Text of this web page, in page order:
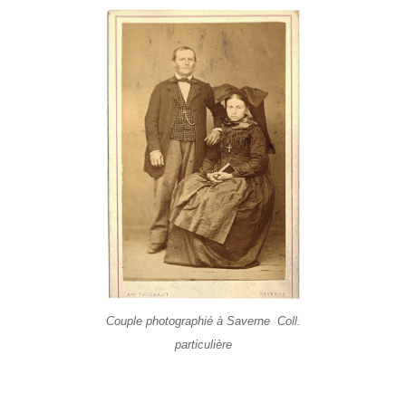
Couple photographié à Saverne Coll.
particulière